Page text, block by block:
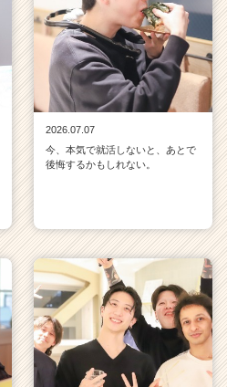
2026.07.07
今、本気で就活しないと、あとで
後悔するかもしれない。